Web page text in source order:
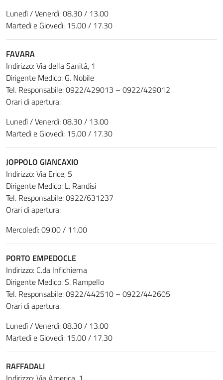
Lunedì / Venerdì: 08.30 / 13.00
Martedì e Giovedì: 15.00 / 17.30
FAVARA
Indirizzo: Via della Sanità, 1
Dirigente Medico: G. Nobile
Tel. Responsabile: 0922/429013 – 0922/429012
Orari di apertura:
Lunedì / Venerdì: 08.30 / 13.00
Martedì e Giovedì: 15.00 / 17.30
JOPPOLO GIANCAXIO
Indirizzo: Via Erice, 5
Dirigente Medico: L. Randisi
Tel. Responsabile: 0922/631237
Orari di apertura:
Mercoledì: 09.00 / 11.00
PORTO EMPEDOCLE
Indirizzo: C.da Infichierna
Dirigente Medico: S. Rampello
Tel. Responsabile: 0922/442510 – 0922/442605
Orari di apertura:
Lunedì / Venerdì: 08.30 / 13.00
Martedì e Giovedì: 15.00 / 17.30
RAFFADALI